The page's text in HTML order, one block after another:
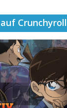
Crunchyroll